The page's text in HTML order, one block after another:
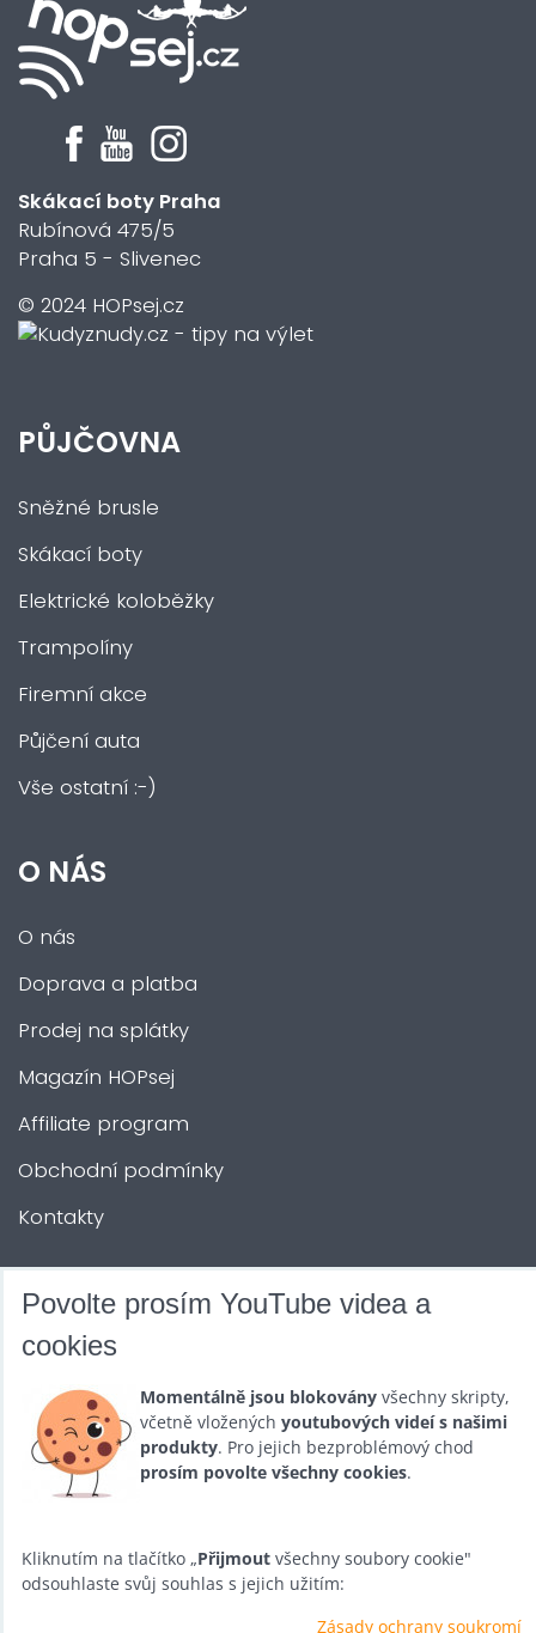
Skákací boty Praha
Rubínová 475/5
Praha 5 - Slivenec
© 2024 HOPsej.cz
PŮJČOVNA
Sněžné brusle
Skákací boty
Elektrické koloběžky
Trampolíny
Firemní akce
Půjčení auta
Vše ostatní :-)
O NÁS
O nás
Doprava a platba
Prodej na splátky
Magazín HOPsej
Affiliate program
Obchodní podmínky
Kontakty
DALŠÍ SLUŽBY
Půjčovna
Promotéři
Kurzy a setkání
Velkoobchod
Nabídka práce
Povolte prosím YouTube videa a
cookies
Momentálně jsou blokovány všechny skripty,
včetně vložených youtubových videí s našimi
produkty. Pro jejich bezproblémový chod
prosím povolte všechny cookies.
Kliknutím na tlačítko „Přijmout všechny soubory cookie"
odsouhlaste svůj souhlas s jejich užitím:
Zásady ochrany soukromí